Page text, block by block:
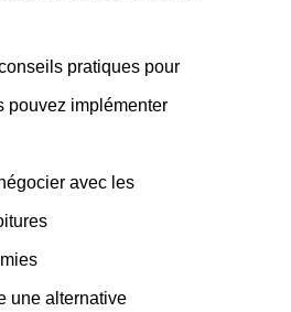
pratiques pour
pouvez implémenter
avec les
une alternative